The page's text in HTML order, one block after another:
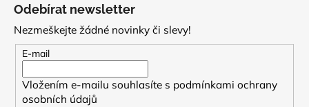
Odebírat newsletter
Nezmeškejte žádné novinky či slevy!
E-mail
Vložením e-mailu souhlasíte s podmínkami ochrany
osobních údajů